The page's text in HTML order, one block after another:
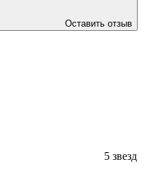
Оставить отзыв
5 звезд